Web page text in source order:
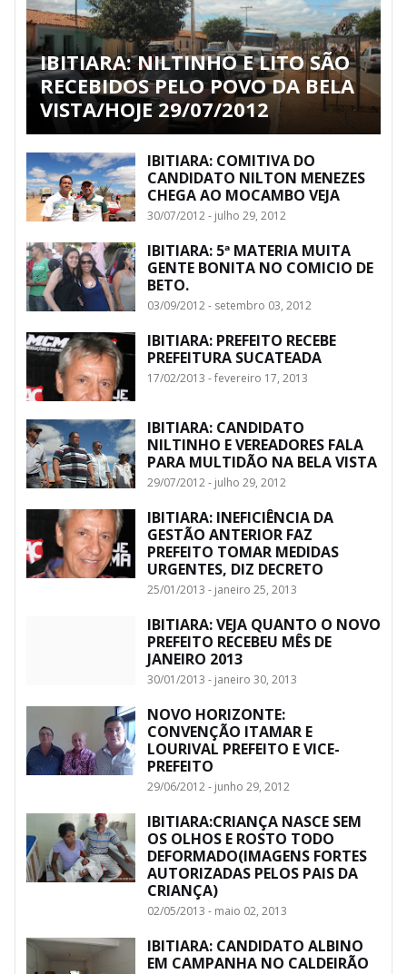
IBITIARA: NILTINHO E LITO SÃO
RECEBIDOS PELO POVO DA BELA
VISTA/HOJE 29/07/2012
IBITIARA: COMITIVA DO
CANDIDATO NILTON MENEZES
CHEGA AO MOCAMBO VEJA
30/07/2012 - julho 29, 2012
IBITIARA: 5ª MATERIA MUITA
GENTE BONITA NO COMICIO DE
BETO.
03/09/2012 - setembro 03, 2012
IBITIARA: PREFEITO RECEBE
PREFEITURA SUCATEADA
17/02/2013 - fevereiro 17, 2013
IBITIARA: CANDIDATO
NILTINHO E VEREADORES FALA
PARA MULTIDÃO NA BELA VISTA
29/07/2012 - julho 29, 2012
IBITIARA: INEFICIÊNCIA DA
GESTÃO ANTERIOR FAZ
PREFEITO TOMAR MEDIDAS
URGENTES, DIZ DECRETO
25/01/2013 - janeiro 25, 2013
IBITIARA: VEJA QUANTO O NOVO
PREFEITO RECEBEU MÊS DE
JANEIRO 2013
30/01/2013 - janeiro 30, 2013
NOVO HORIZONTE:
CONVENÇÃO ITAMAR E
LOURIVAL PREFEITO E VICE-
PREFEITO
29/06/2012 - junho 29, 2012
IBITIARA:CRIANÇA NASCE SEM
OS OLHOS E ROSTO TODO
DEFORMADO(IMAGENS FORTES
AUTORIZADAS PELOS PAIS DA
CRIANÇA)
02/05/2013 - maio 02, 2013
IBITIARA: CANDIDATO ALBINO
EM CAMPANHA NO CALDEIRÃO